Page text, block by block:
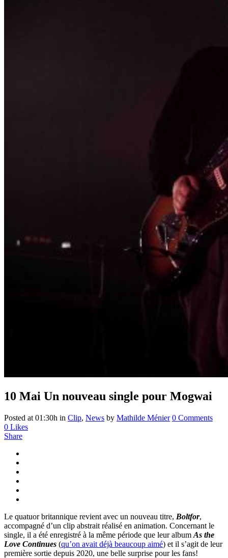
10 Mai Un nouveau single pour Mogwai
Posted at 01:30h in Clip, News by Mathilde Ménier 0 Comments
0 Likes
Share
Le quatuor britannique revient avec un nouveau titre, Boltfor,
accompagné d’un clip abstrait réalisé en animation. Concernant le
single, il a été enregistré à la même période que leur album As the
Love Continues (qu’on avait déjà beaucoup aimé) et il s’agit de leur
première sortie depuis 2020, une belle surprise pour les fans!